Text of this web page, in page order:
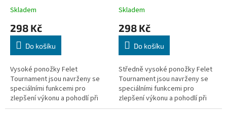
Skladem
298 Kč
Do košíku
Vysoké ponožky Felet
Tournament jsou navrženy se
speciálními funkcemi pro
zlepšení výkonu a pohodlí při
hře, udržují nohy v suchu a
Skladem
298 Kč
Do košíku
Středně vysoké ponožky Felet
Tournament jsou navrženy se
speciálními funkcemi pro
zlepšení výkonu a pohodlí při
hře, udržují nohy v suchu a